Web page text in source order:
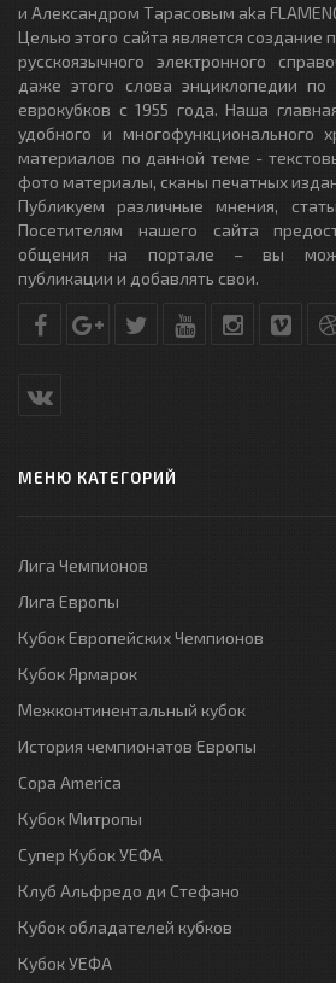
и Александром Тарасовым aka
Целью этого сайта является создание
русскоязычного электронного
даже этого слова энциклопедии по
еврокубков с 1955 года. Наша
удобного и многофункционального
материалов по данной теме -
фото материалы, сканы печатных
Публикуем различные мнения,
Посетителям нашего сайта
общения на портале – вы
публикации и добавлять свои.
МЕНЮ КАТЕГОРИЙ
Лига Чемпионов
Лига Европы
Кубок Европейских Чемпионов
Кубок Ярмарок
Межконтинентальный кубок
История чемпионатов Европы
Copa America
Кубок Митропы
Супер Кубок УЕФА
Клуб Альфредо ди Стефано
Кубок обладателей кубков
Кубок УЕФА